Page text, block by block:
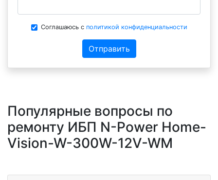
Соглашаюсь с политикой конфиденциальности
Отправить
Популярные вопросы по
ремонту ИБП N-Power Home-
Vision-W-300W-12V-WM